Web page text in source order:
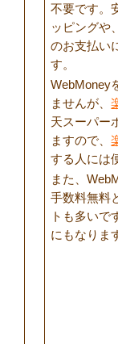
不要です。
ッピングや
のお支払い
す。
WebMoney
ませんが、
天スーパー
ますので、
する人には
また、
手数料無料
トも多いで
にもなりま